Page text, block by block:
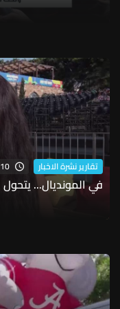
تقارير نشرة الاخبار
في المونديال...